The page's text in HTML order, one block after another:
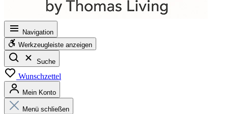
Navigation
Werkzeugleiste anzeigen
Suche
Wunschzettel
Mein Konto
Menü schließen